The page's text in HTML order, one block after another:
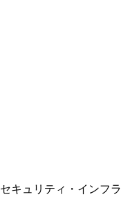
セキュリティ・インフラ